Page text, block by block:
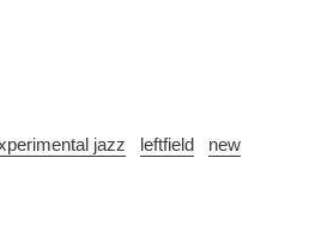
jazz leftfield
new